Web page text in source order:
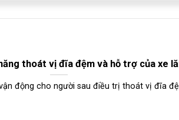
thoát vị đĩa đệm và hỗ trợ của xe
động cho người sau điều trị thoát vị đĩa